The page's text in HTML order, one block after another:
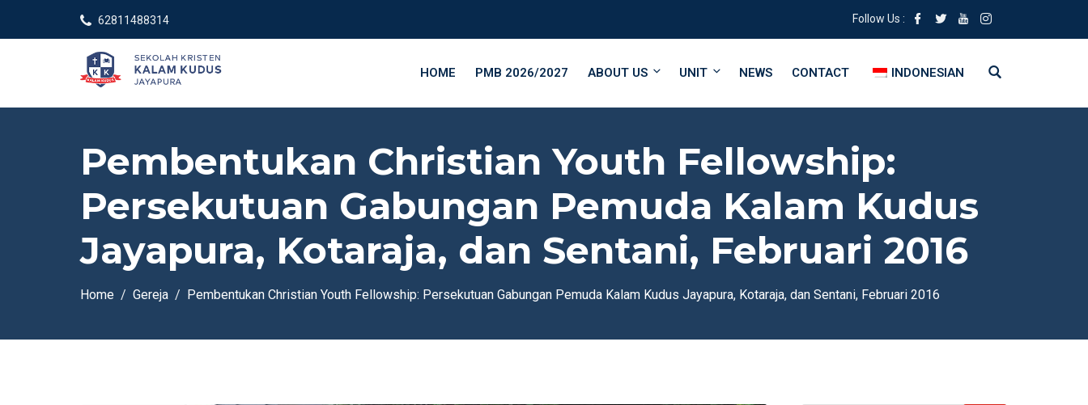
62811488314 Follow Us :
HOME PMB 2026/2027 ABOUT US UNIT NEWS CONTACT INDONESIAN
Pembentukan Christian Youth Fellowship:
Persekutuan Gabungan Pemuda Kalam Kudus
Jayapura, Kotaraja, dan Sentani, Februari 2016
Home Gereja Pembentukan Christian Youth Fellowship: Persekutuan Gabungan Pemuda Kalam Kudus Jayapura, Kotaraja, dan Sentani, Februari 2016